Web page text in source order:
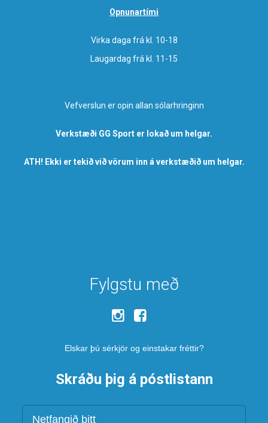
Opnunartími
Virka daga frá kl. 10-18
Laugardag frá kl. 11-15
Vefverslun er opin allan sólarhringinn
Verkstæði GG Sport er lokað um helgar.
ATH! Ekki er tekið við vörum inn á verkstæðið um helgar.
Fylgstu með
Elskar þú sérkjör og einstakar fréttir?
Skráðu þig á póstlistann
Netfang